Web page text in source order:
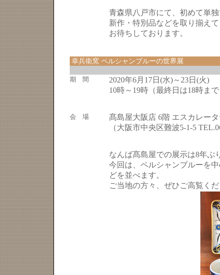
青森県八戸市にて、初めて単
新作・特別品などを取り揃え
お待ちしております。
幸兵衛窯 ペルシャンブルーの世界展
期 間
2020年6月17日(水)～23日(火)
10時～19時（最終日は18時ま
会 場
髙島屋大阪店 6階 エスカレー
（大阪市中央区難波5-1-5
なんば髙島屋での展示は8年ぶ
今回は、ペルシャンブルーを
どを並べます。
ご当地の方々、ぜひご高覧く